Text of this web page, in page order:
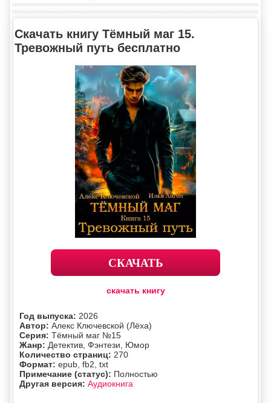
Скачать книгу Тёмный маг 15.
Тревожный путь бесплатно
СКАЧАТЬ
скачать книгу
Год выпуска: 2026
Автор: Алекс Ключевской (Лёха)
Серия: Тёмный маг №15
Жанр: Детектив, Фэнтези, Юмор
Количество страниц: 270
Формат: epub, fb2, txt
Примечание (статус): Полностью
Другая версия: Аудиокнига